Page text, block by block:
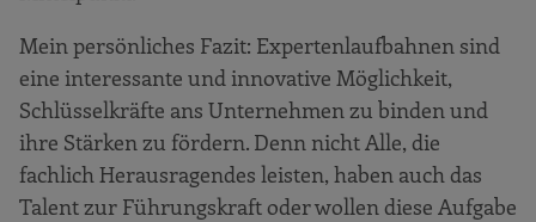
Mein persönliches Fazit: Expertenlaufbahnen sind
eine interessante und innovative Möglichkeit,
Schlüsselkräfte ans Unternehmen zu binden und
ihre Stärken zu fördern. Denn nicht Alle, die
fachlich Herausragendes leisten, haben auch das
Talent zur Führungskraft oder wollen diese Aufgabe